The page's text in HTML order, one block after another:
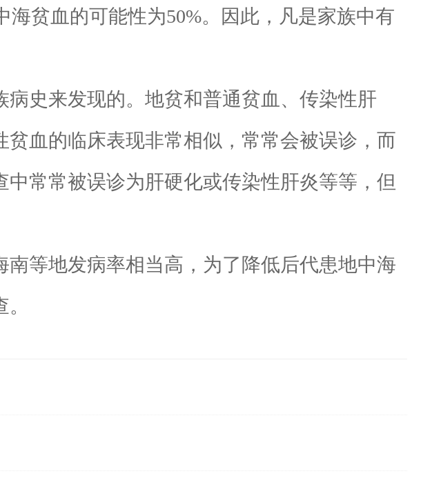
贫血的可能性为50%。因此，凡是家族中有
史来发现的。地贫和普通贫血、传染性肝
血的临床表现非常相似，常常会被误诊，而
常常被误诊为肝硬化或传染性肝炎等等，但
等地发病率相当高，为了降低后代患地中海